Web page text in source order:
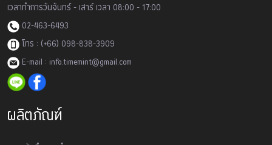
เวลาทำการวันจันทร์ - เสาร์ เวลา 08:00 - 17:00
02-463-6493
โทร : (+66) 098-838-3909
E-mail : info.timemint@gmail.com
ผลิตภัณฑ์